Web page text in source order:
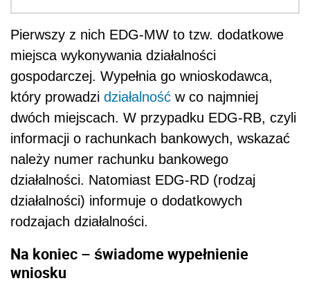
Pierwszy z nich EDG-MW to tzw. dodatkowe
miejsca wykonywania działalności
gospodarczej. Wypełnia go wnioskodawca,
który prowadzi działalność w co najmniej
dwóch miejscach. W przypadku EDG-RB, czyli
informacji o rachunkach bankowych, wskazać
należy numer rachunku bankowego
działalności. Natomiast EDG-RD (rodzaj
działalności) informuje o dodatkowych
rodzajach działalności.
Na koniec – świadome wypełnienie
wniosku